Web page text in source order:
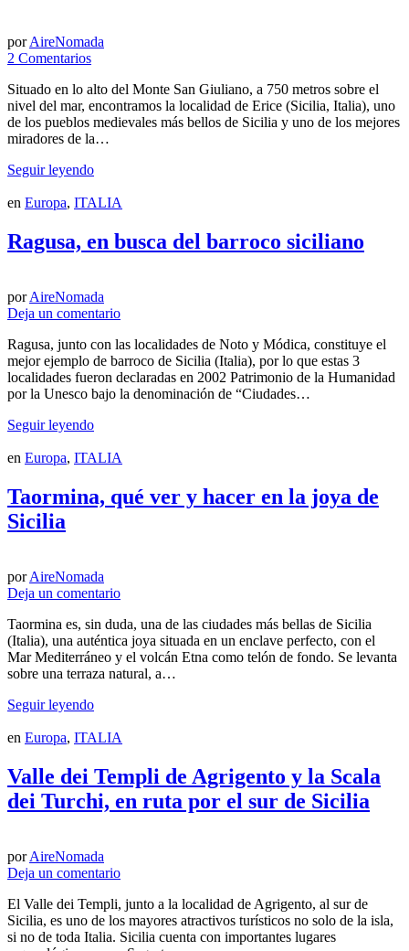
porAireNomada
2 Comentarios
Situado en lo alto del Monte San Giuliano, a 750 metros sobre el
nivel del mar, encontramos la localidad de Erice (Sicilia, Italia), uno
de los pueblos medievales más bellos de Sicilia y uno de los mejores
miradores de la…
Seguir leyendo
en Europa, ITALIA
Ragusa, en busca del barroco siciliano
porAireNomada
Deja un comentario
Ragusa, junto con las localidades de Noto y Módica, constituye el
mejor ejemplo de barroco de Sicilia (Italia), por lo que estas 3
localidades fueron declaradas en 2002 Patrimonio de la Humanidad
por la Unesco bajo la denominación de “Ciudades…
Seguir leyendo
en Europa, ITALIA
Taormina, qué ver y hacer en la joya de
Sicilia
porAireNomada
Deja un comentario
Taormina es, sin duda, una de las ciudades más bellas de Sicilia
(Italia), una auténtica joya situada en un enclave perfecto, con el
Mar Mediterráneo y el volcán Etna como telón de fondo. Se levanta
sobre una terraza natural, a…
Seguir leyendo
en Europa, ITALIA
Valle dei Templi de Agrigento y la Scala
dei Turchi, en ruta por el sur de Sicilia
porAireNomada
Deja un comentario
El Valle dei Templi, junto a la localidad de Agrigento, al sur de
Sicilia, es uno de los mayores atractivos turísticos no solo de la isla,
si no de toda Italia. Sicilia cuenta con importantes lugares